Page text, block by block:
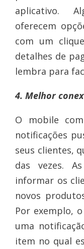
aplicativo.
oferecem
com um
detalhes de
lembra para
4. Melhor
O mobile
notificações
seus clientes,
das vezes.
informar os
novos
Por exemplo,
uma
item no qual